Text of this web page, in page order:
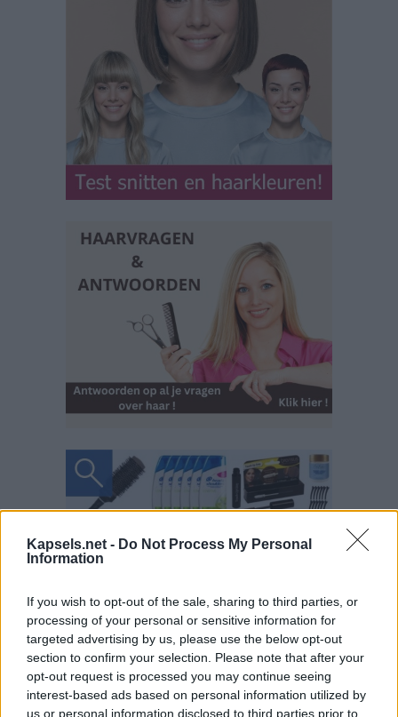
Kapsels.net - Do Not Process My Personal
Information
If you wish to opt-out of the sale, sharing to third parties, or
processing of your personal or sensitive information for
targeted advertising by us, please use the below opt-out
section to confirm your selection. Please note that after your
opt-out request is processed you may continue seeing
interest-based ads based on personal information utilized by
us or personal information disclosed to third parties prior to